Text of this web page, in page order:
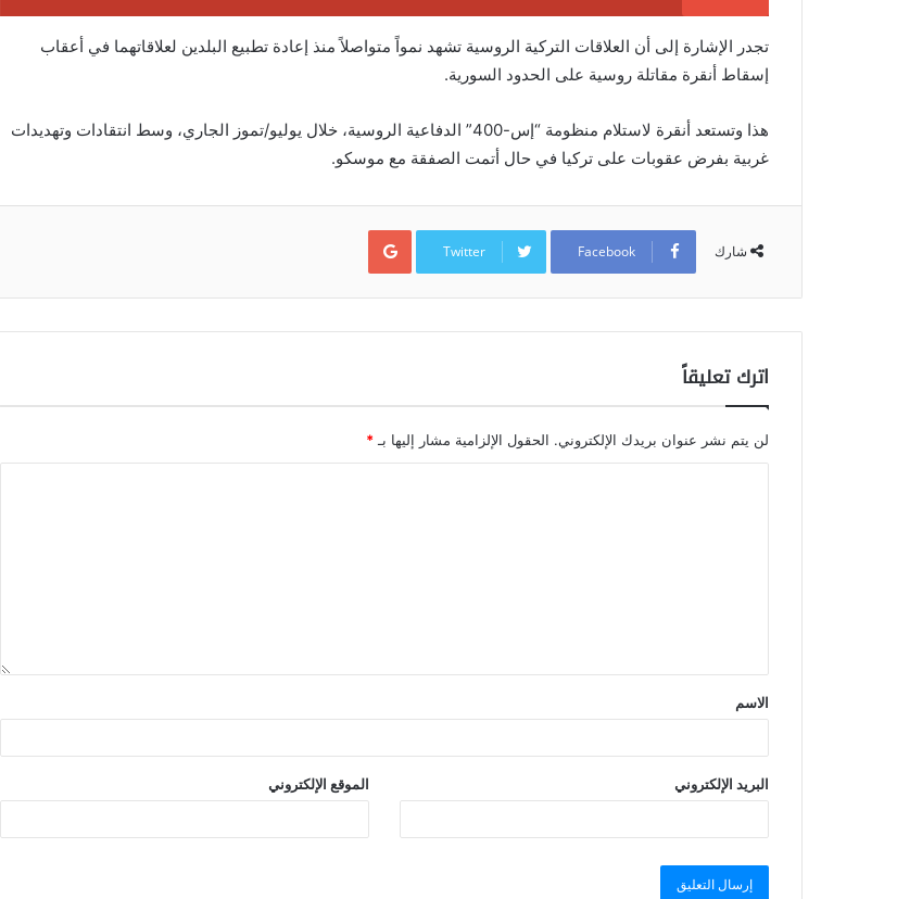
تجدر الإشارة إلى أن العلاقات التركية الروسية تشهد نمواً متواصلاً منذ إعادة تطبيع البلدين لعلاقاتهما في أعقاب
إسقاط أنقرة مقاتلة روسية على الحدود السورية.
هذا وتستعد أنقرة لاستلام منظومة “إس-400” الدفاعية الروسية، خلال يوليو/تموز الجاري، وسط انتقادات وتهديدات
غربية بفرض عقوبات على تركيا في حال أتمت الصفقة مع موسكو.
شارك Facebook
Twitter
Google+
اترك تعليقاً
لن يتم نشر عنوان بريدك الإلكتروني. الحقول الإلزامية مشار إليها بـ *
الاسم
البريد الإلكتروني الموقع الإلكتروني